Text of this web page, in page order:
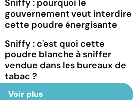
Sniffy : pourquoi le
gouvernement veut interdire
cette poudre énergisante
Sniffy : c'est quoi cette
poudre blanche à sniffer
vendue dans les bureaux de
tabac ?
Voir plus